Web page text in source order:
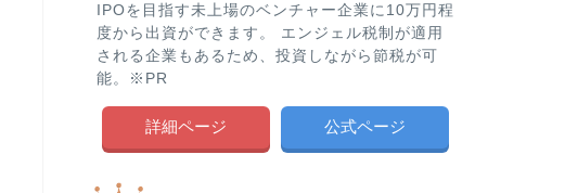
IPOを目指す未上場のベンチャー企業に10万円程
度から出資ができます。 エンジェル税制が適用
される企業もあるため、投資しながら節税が可
能。※PR
詳細ページ 公式ページ